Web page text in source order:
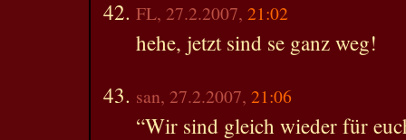
FL, 27.2.2007, 21:02
hehe, jetzt sind se ganz weg!
san, 27.2.2007, 21:06
“Wir sind gleich wieder für